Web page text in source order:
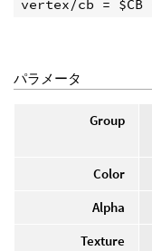
パラメータ
Group
Color
Alpha
Texture